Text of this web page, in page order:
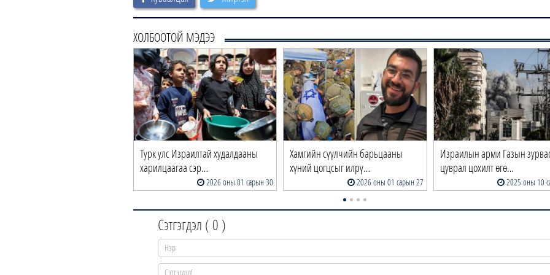
ХОЛБООТОЙ МЭДЭЭ
Турк улс Израилтай худалдааны
харилцаагаа сэр…
2026 оны 01 сарын 30
Хамгийн сүүлчийн барьцааны
хүний цогцсыг илрү…
2026 оны 01 сарын 27
Израилын арми Газын
цуврал цохилт өгө…
2025 оны 10
Сэтгэгдэл ( 0 )